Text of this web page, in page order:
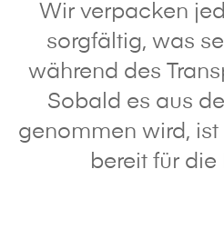
Wir verpacken
sorgfältig, was
während des
Sobald es aus
genommen wird,
bereit für die